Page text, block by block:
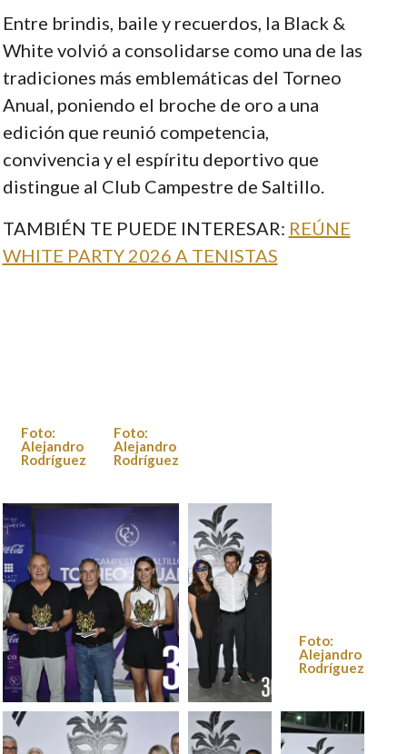
Entre brindis, baile y recuerdos, la Black &
White volvió a consolidarse como una de las
tradiciones más emblemáticas del Torneo
Anual, poniendo el broche de oro a una
edición que reunió competencia,
convivencia y el espíritu deportivo que
distingue al Club Campestre de Saltillo.
TAMBIÉN TE PUEDE INTERESAR: REÚNE
WHITE PARTY 2026 A TENISTAS
Foto: Alejandro
Rodríguez
Foto: Alejandro
Rodríguez
Foto:
Alejandro
Rodríguez
Foto:
Alejandro
Rodríguez
Foto:
Alejandro
Rodríguez
Foto:
Alejandro
Rodríguez